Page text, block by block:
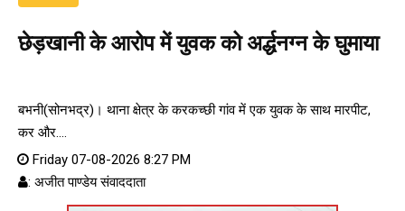
छेड़खानी के आरोप में युवक को अर्द्धनग्न के घुमाया
बभनी(सोनभद्र)। थाना क्षेत्र के करकच्छी गांव में एक युवक के साथ मारपीट,
कर और....
Friday 07-08-2026 8:27 PM
: अजीत पाण्डेय संवाददाता